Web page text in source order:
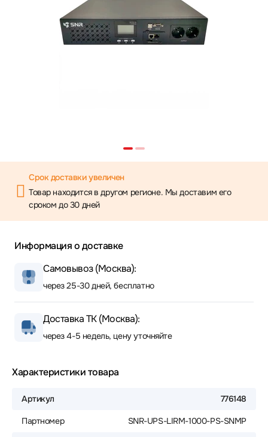
Срок доставки увеличен
Товар находится в другом регионе. Мы доставим его
сроком до 30 дней
Информация о доставке
Самовывоз (Москва):
через 25-30 дней, бесплатно
Доставка ТК (Москва):
через 4-5 недель, цену уточняйте
Характеристики товара
Артикул 776148
Партномер SNR-UPS-LIRM-1000-PS-SNMP